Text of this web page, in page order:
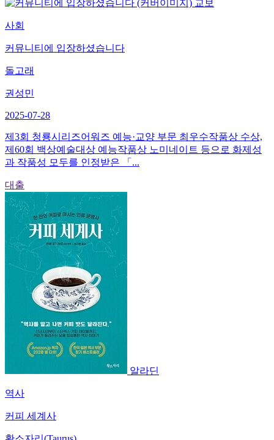
교보
사회
커뮤니티에 입장하셨습니다
돌고래
권성민
2025-07-28
제3회 청룡시리즈어워즈 예능·교양 부문 최우수작품상 수상,
제60회 백상예술대상 예능작품상 노미네이트 등으로 화제성
과 작품성 모두를 인정받은 「...
대출
알라딘
역사
커피 세계사